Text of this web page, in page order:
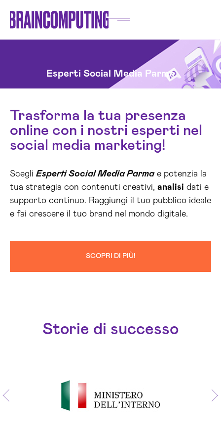
Esperti Social Media Parma
Trasforma la tua presenza
online con i nostri esperti nel
social media marketing!
Scegli Esperti Social Media Parmae potenzia la
tua strategia con contenuti creativi, analisi dati e
supporto continuo. Raggiungi il tuo pubblico ideale
e fai crescere il tuo brand nel mondo digitale.
SCOPRI DI PIÙ!
Storie di successo